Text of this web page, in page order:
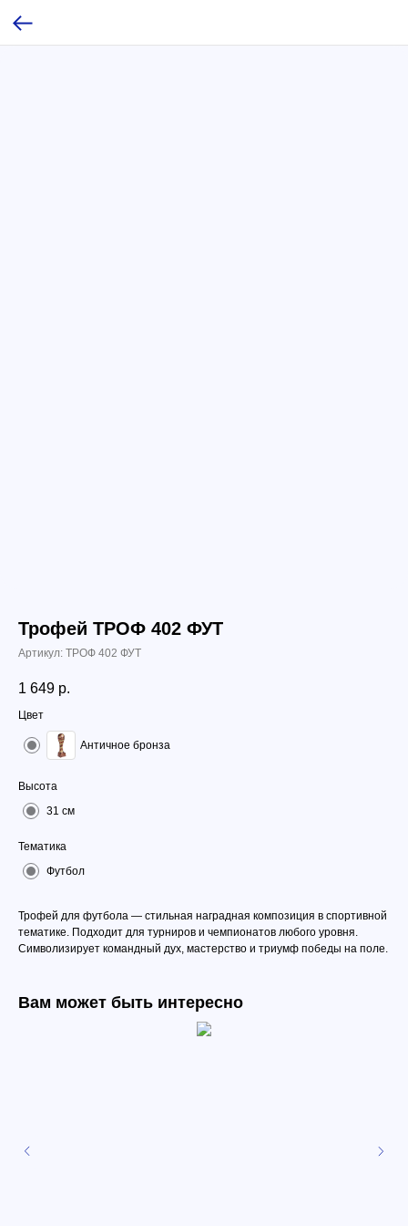
Трофей ТРОФ 402 ФУТ
Артикул: ТРОФ 402 ФУТ
1 649 р.
Цвет
Античное бронза
Высота
31 см
Тематика
Футбол
Трофей для футбола — стильная наградная композиция в спортивной
тематике. Подходит для турниров и чемпионатов любого уровня.
Символизирует командный дух, мастерство и триумф победы на поле.
Вам может быть интересно